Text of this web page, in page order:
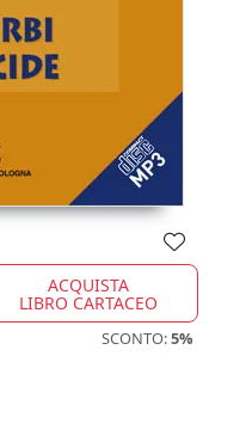
ACQUISTA
LIBRO CARTACEO
SCONTO:5%